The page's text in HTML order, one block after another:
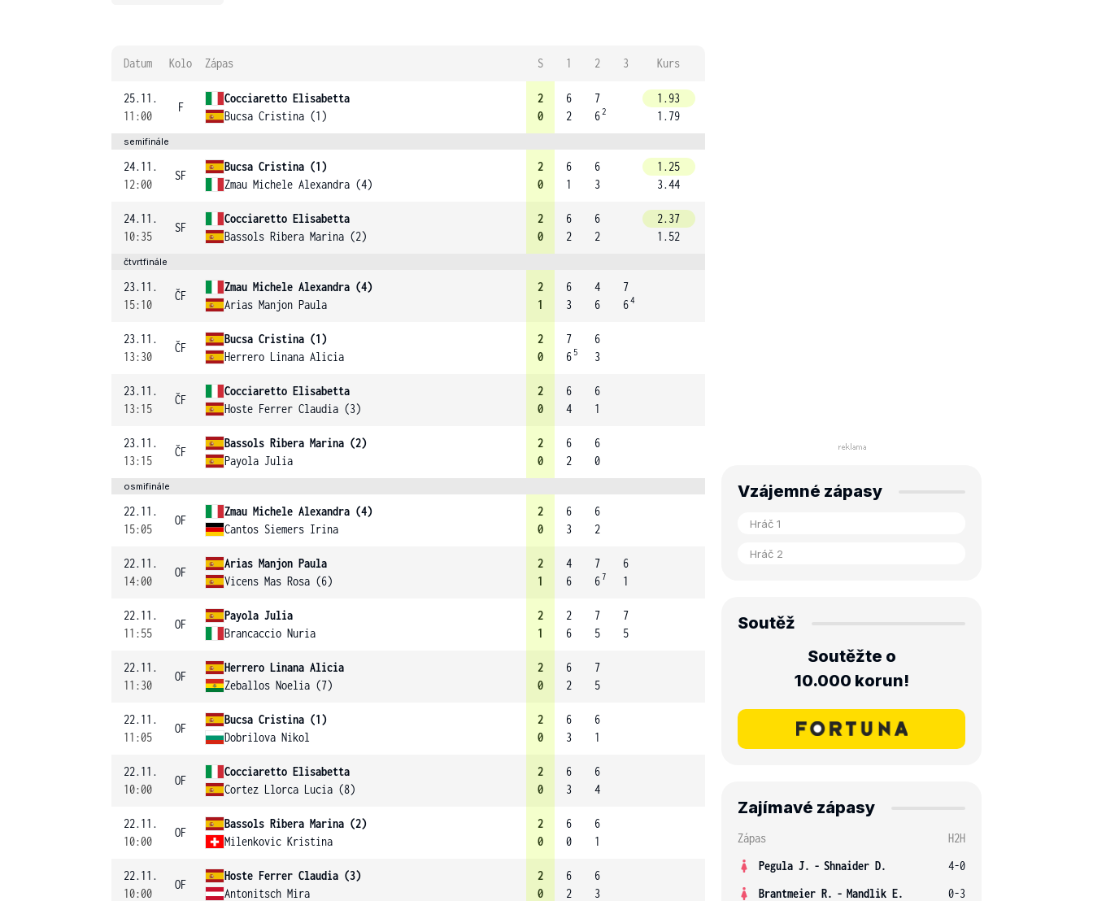
Datum Kolo Zápas S 1 2 3 Kurs
25.11.
11:00
F
Cocciaretto Elisabetta
Bucsa Cristina (1)
2
0
6
2
7
62
1.93
1.79
semifinále
24.11.
12:00
SF
Bucsa Cristina (1)
Zmau Michele Alexandra (4)
2
0
6
1
6
3
1.25
3.44
24.11.
10:35
SF
Cocciaretto Elisabetta
Bassols Ribera Marina (2)
2
0
6
2
6
2
2.37
1.52
čtvrtfinále
23.11.
15:10
ČF
Zmau Michele Alexandra (4)
Arias Manjon Paula
2
1
6
3
4
6
7
64
23.11.
13:30
ČF
Bucsa Cristina (1)
Herrero Linana Alicia
2
0
7
6 5
6
3
23.11.
13:15
ČF
Cocciaretto Elisabetta
Hoste Ferrer Claudia (3)
2
0
6
4
6
1
23.11.
13:15
ČF
Bassols Ribera Marina (2)
Payola Julia
2
0
6
2
6
0
osmifinále
22.11.
15:05
OF
Zmau Michele Alexandra (4)
Cantos Siemers Irina
2
0
6
3
6
2
22.11.
14:00
OF
Arias Manjon Paula
Vicens Mas Rosa (6)
2
1
4
6
7
67
6
1
22.11.
11:55
OF
Payola Julia
Brancaccio Nuria
2
1
2
6
7
5
7
5
22.11.
11:30
OF
Herrero Linana Alicia
Zeballos Noelia (7)
2
0
6
2
7
5
22.11.
11:05
OF
Bucsa Cristina (1)
Dobrilova Nikol
2
0
6
3
6
1
22.11.
10:00
OF
Cocciaretto Elisabetta
Cortez Llorca Lucia (8)
2
0
6
3
6
4
22.11.
10:00
OF
Bassols Ribera Marina (2)
Milenkovic Kristina
2
0
6
0
6
1
22.11.
10:00
OF
Hoste Ferrer Claudia (3)
Antonitsch Mira
2
0
6
2
6
3
Vzájemné zápasy
Soutěž
Soutěžte o
10.000 korun!
Zajímavé zápasy
Zápas
H2H
Pegula J. - Shnaider D.
4-0
Brantmeier R. - Mandlik E.
0-3